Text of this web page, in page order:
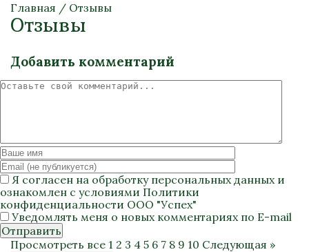
Главная / Отзывы
Отзывы
Добавить комментарий
Я согласен на обработку персональных данныхи
ознакомлен с условиями Политики
конфиденциальности ООО "Успех"
Уведомлять меня о новых комментариях по E-mail
Отправить
Просмотреть все 1 2 3 4 5 6 7 8 9 10 Следующая »